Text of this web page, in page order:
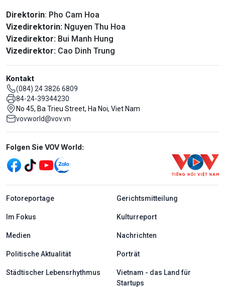
Direktorin: Pho Cam Hoa
Vizedirektorin: Nguyen Thu Hoa
Vizedirektor: Bui Manh Hung
Vizedirektor: Cao Dinh Trung
Kontakt
(084) 24 3826 6809
84-24-39344230
No 45, Ba Trieu Street, Ha Noi, Viet Nam
vovworld@vov.vn
Mạng xã hội
Folgen Sie VOV World:
menu footer tiếng Đức
Fotoreportage Gerichtsmitteilung
Im Fokus Kulturreport
Medien Nachrichten
Politische Aktualität Porträt
Städtischer Lebensrhythmus
Vietnam - das Land für
Startups